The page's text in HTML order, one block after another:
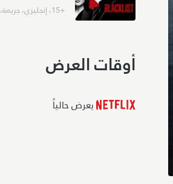
+15 ،إنجليزي،جريمة،
أوقات العرض
يعرض حالياً